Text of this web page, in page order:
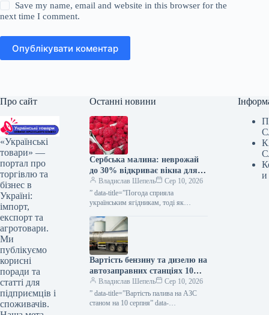
Save my name, email and website in this browser for the
next time I comment.
Опублікувати коментар
Про сайт
«Українські
товари» —
портал про
торгівлю та
бізнес в
Україні:
імпорт,
експорт та
агротовари.
Ми
публікуємо
корисні
поради та
статті для
підприємців і
споживачів.
Останні новини
Сербська малина: неврожай
до 30% відкриває вікна для
України — КУРКУЛЬ
Владислав Шепель
Сер 10, 2026
” data-title=”Погода сприяла
українським ягідникам, тоді як
урожаю” data-
url=”https://kurkul.com/news/41877-
pogoda-pidigrala-ukrayinskim-
yagidnikam-a-polscha-y-serbiya-
vtrachayut-urojay”> Погода сприяла
українським ягідникам, тоді як…
Вартість бензину та дизелю на
автозаправних станціях 10
серпня — КУРКУЛЬ
Владислав Шепель
Сер 10, 2026
” data-title=”Вартість палива на АЗС
станом на 10 серпня” data-
и